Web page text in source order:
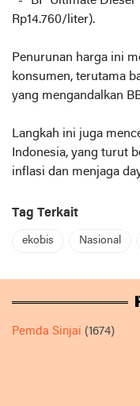
Rp14.760/liter).
Penurunan harga ini
konsumen, terutama
yang mengandalkan
Langkah ini juga
Indonesia, yang turut
inflasi dan menjaga
Tag Terkait
ekobis Nasional
Pemda Sinjai (1674)